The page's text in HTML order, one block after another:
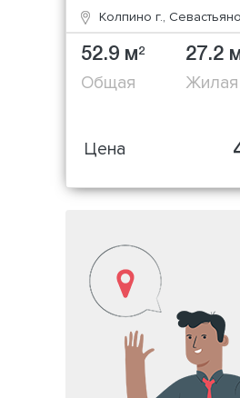
Колпино г.,
52.9 м2
Общая
27.2
Жилая
Цена